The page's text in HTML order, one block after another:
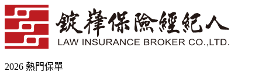
2026 熱門保單